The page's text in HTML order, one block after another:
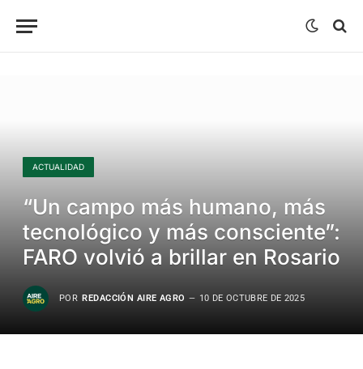
ACTUALIDAD
“Un campo más humano, más
tecnológico y más consciente”:
FARO volvió a brillar en Rosario
POR REDACCIÓN AIRE AGRO 10 DE OCTUBRE DE 2025